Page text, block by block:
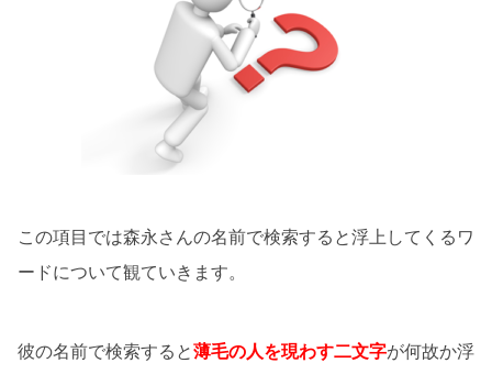
この項目では森永さんの名前で検索すると浮上してくるワ
ードについて観ていきます。
彼の名前で検索すると薄毛の人を現わす二文字が何故か浮